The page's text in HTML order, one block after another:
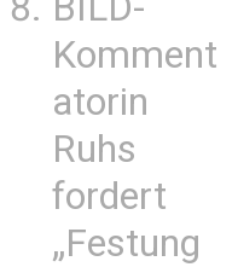
Komment
atorin
Ruhs
fordert
„Festung